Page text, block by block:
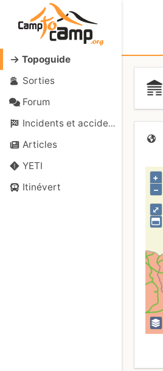
Topoguide
Sorties
Forum
Incidents et accidents
Articles
YETI
Itinévert
⤢
+
–